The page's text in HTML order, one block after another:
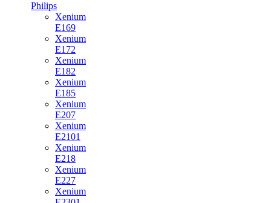
Philips
Xenium
E169
Xenium
E172
Xenium
E182
Xenium
E185
Xenium
E207
Xenium
E2101
Xenium
E218
Xenium
E227
Xenium